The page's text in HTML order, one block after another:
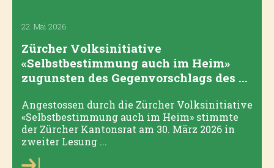
22. Mai 2026
Zürcher Volksinitiative
«Selbstbestimmung auch im Heim»
zugunsten des Gegenvorschlags des ...
Angestossen durch die Zürcher Volksinitiative
«Selbstbestimmung auch im Heim» stimmte
der Zürcher Kantonsrat am 30. März 2026 in
zweiter Lesung ...